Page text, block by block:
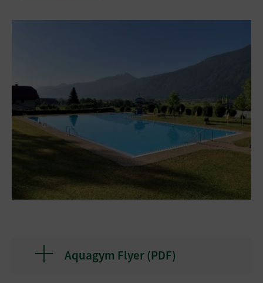
Aquagym Flyer (PDF)